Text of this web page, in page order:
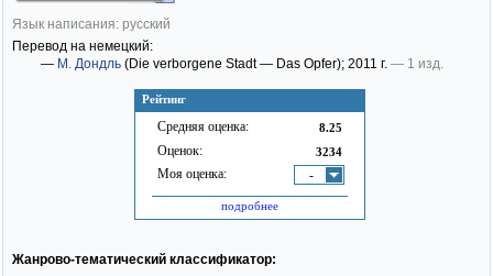
Рейтинг
Средняя оценка: 8.25
Оценок: 3234
Моя оценка: -
подробнее
Язык написания: русский
Перевод на немецкий:
— М. Дондль (Die verborgene Stadt — Das Opfer); 2011 г. — 1 изд.
Жанрово-тематический классификатор: